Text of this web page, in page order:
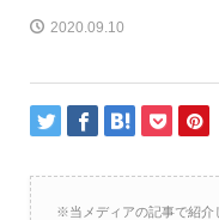
2020.09.10
※当メディアの記事で紹介